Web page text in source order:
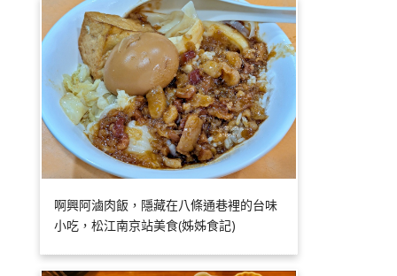
啊興阿滷肉飯，隱藏在八條通巷裡的台味
小吃，松江南京站美食(姊姊食記)